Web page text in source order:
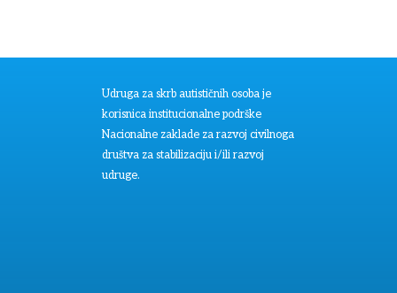
Udruga za skrb autističnih osoba je
korisnica institucionalne podrške
Nacionalne zaklade za razvoj civilnoga
društva za stabilizaciju i/ili razvoj
udruge.